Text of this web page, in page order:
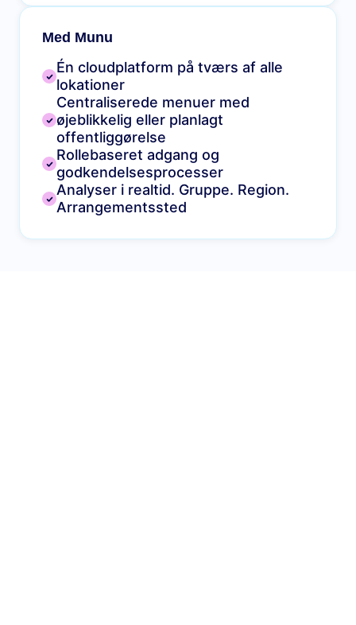
Med Munu
Én cloudplatform på tværs af alle
lokationer
Centraliserede menuer med
øjeblikkelig eller planlagt
offentliggørelse
Rollebaseret adgang og
godkendelsesprocesser
Analyser i realtid. Gruppe. Region.
Arrangementssted